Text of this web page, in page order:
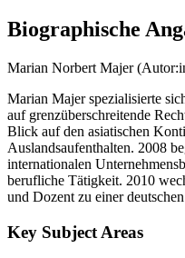
Biographische
Marian Norbert Majer
Marian Majer spezialisierte
auf grenzüberschreitende
Blick auf den asiatischen
Auslandsaufenthalten. 2008
internationalen
berufliche Tätigkeit. 2010
und Dozent zu einer
Key Subject Areas